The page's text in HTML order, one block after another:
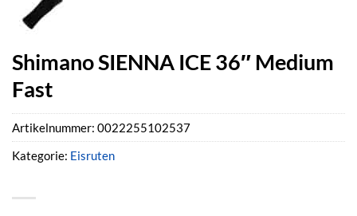
Shimano SIENNA ICE 36″ Medium
Fast
Artikelnummer: 0022255102537
Kategorie: Eisruten